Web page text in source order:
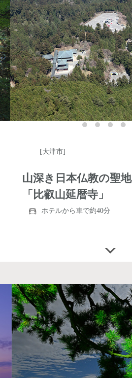
[大津市]
山深き日本仏教の聖地
「比叡山延暦寺」
ホテルから車で約40分
https://www.hieizan.or.jp/